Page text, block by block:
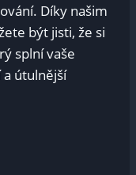
Díky našim
být jisti, že si
splní vaše
a útulnější